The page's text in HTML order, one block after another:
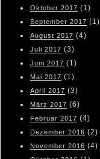
Oktober 2017 (1)
September 2017 (1)
August 2017 (4)
Juli 2017 (3)
Juni 2017 (1)
Mai 2017 (1)
April 2017 (3)
März 2017 (6)
Februar 2017 (4)
Dezember 2016 (2)
November 2016 (4)